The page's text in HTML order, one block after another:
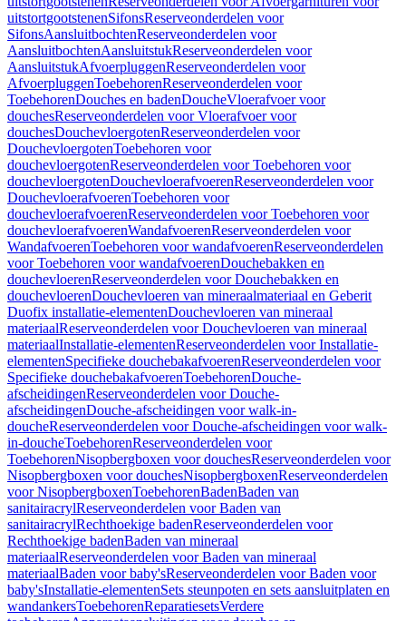
uitstortgootstenenSifonsReserveonderdelen voor
SifonsAansluitbochtenReserveonderdelen voor
AansluitbochtenAansluitstukReserveonderdelen voor
AansluitstukAfvoerpluggenReserveonderdelen voor
AfvoerpluggenToebehorenReserveonderdelen voor
ToebehorenDouches en badenDoucheVloerafvoer voor
douchesReserveonderdelen voor Vloerafvoer voor
douchesDouchevloergotenReserveonderdelen voor
DouchevloergotenToebehoren voor
douchevloergotenReserveonderdelen voor Toebehoren voor
douchevloergotenDouchevloerafvoerenReserveonderdelen voor
DouchevloerafvoerenToebehoren voor
douchevloerafvoerenReserveonderdelen voor Toebehoren voor
douchevloerafvoerenWandafvoerenReserveonderdelen voor
WandafvoerenToebehoren voor wandafvoerenReserveonderdelen
voor Toebehoren voor wandafvoerenDouchebakken en
douchevloerenReserveonderdelen voor Douchebakken en
douchevloerenDouchevloeren van mineraalmateriaal en Geberit
Duofix installatie-elementenDouchevloeren van mineraal
materiaalReserveonderdelen voor Douchevloeren van mineraal
materiaalInstallatie-elementenReserveonderdelen voor Installatie-
elementenSpecifieke douchebakafvoerenReserveonderdelen voor
Specifieke douchebakafvoerenToebehorenDouche-
afscheidingenReserveonderdelen voor Douche-
afscheidingenDouche-afscheidingen voor walk-in-
doucheReserveonderdelen voor Douche-afscheidingen voor walk-
in-doucheToebehorenReserveonderdelen voor
ToebehorenNisopbergboxen voor douchesReserveonderdelen voor
Nisopbergboxen voor douchesNisopbergboxenReserveonderdelen
voor NisopbergboxenToebehorenBadenBaden van
sanitairacrylReserveonderdelen voor Baden van
sanitairacrylRechthoekige badenReserveonderdelen voor
Rechthoekige badenBaden van mineraal
materiaalReserveonderdelen voor Baden van mineraal
materiaalBaden voor baby'sReserveonderdelen voor Baden voor
baby'sInstallatie-elementenSets steunpoten en sets aansluitplaten en
wandankersToebehorenReparatiesetsVerdere